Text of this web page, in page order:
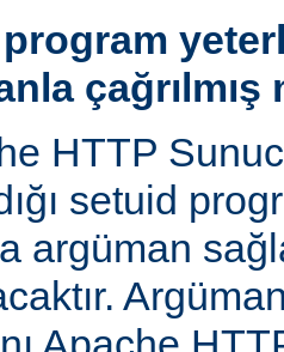
çağrılmış
HTTP
setuid
argüman